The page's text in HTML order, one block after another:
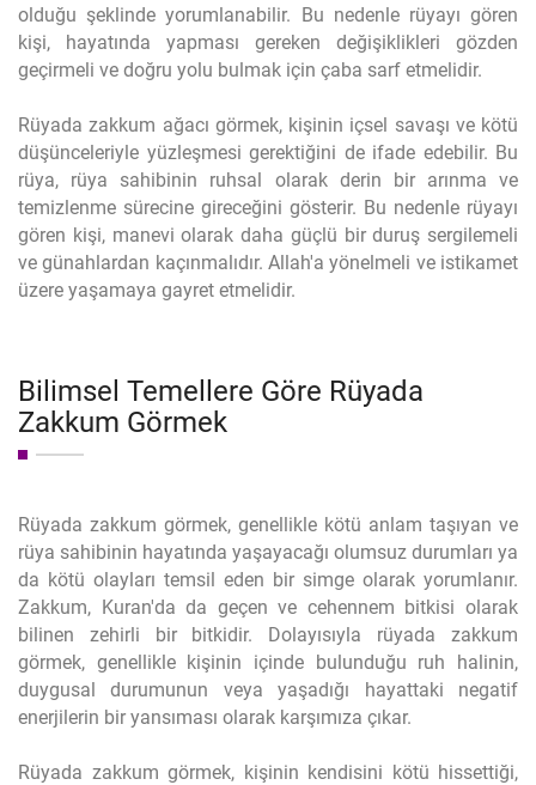
olduğu şeklinde yorumlanabilir. Bu nedenle rüyayı gören
kişi, hayatında yapması gereken değişiklikleri gözden
geçirmeli ve doğru yolu bulmak için çaba sarf etmelidir.
Rüyada zakkum ağacı görmek, kişinin içsel savaşı ve kötü
düşünceleriyle yüzleşmesi gerektiğini de ifade edebilir. Bu
rüya, rüya sahibinin ruhsal olarak derin bir arınma ve
temizlenme sürecine gireceğini gösterir. Bu nedenle rüyayı
gören kişi, manevi olarak daha güçlü bir duruş sergilemeli
ve günahlardan kaçınmalıdır. Allah'a yönelmeli ve istikamet
üzere yaşamaya gayret etmelidir.
Bilimsel Temellere Göre Rüyada
Zakkum Görmek
Rüyada zakkum görmek, genellikle kötü anlam taşıyan ve
rüya sahibinin hayatında yaşayacağı olumsuz durumları ya
da kötü olayları temsil eden bir simge olarak yorumlanır.
Zakkum, Kuran'da da geçen ve cehennem bitkisi olarak
bilinen zehirli bir bitkidir. Dolayısıyla rüyada zakkum
görmek, genellikle kişinin içinde bulunduğu ruh halinin,
duygusal durumunun veya yaşadığı hayattaki negatif
enerjilerin bir yansıması olarak karşımıza çıkar.
Rüyada zakkum görmek, kişinin kendisini kötü hissettiği,